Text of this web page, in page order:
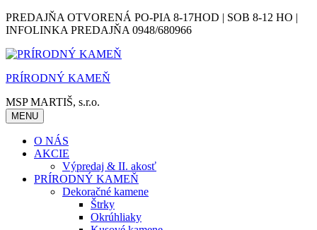
Skip
to
PREDAJŇA OTVORENÁ PO-PIA 8-17HOD | SOB 8-12 HO |
INFOLINKA PREDAJŇA 0948/680966
PRÍRODNÝ KAMEŇ
MSP MARTIŠ, s.r.o.
MENU
O NÁS
AKCIE
Výpredaj & II. akosť
PRÍRODNÝ KAMEŇ
Dekoračné kamene
Štrky
Okrúhliaky